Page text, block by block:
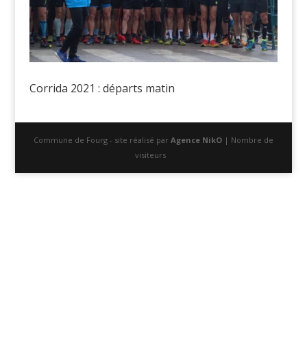
Corrida 2021 : départs matin
Commune de Fourg - site réalisé par Agence NikO| Nombre de
visiteurs